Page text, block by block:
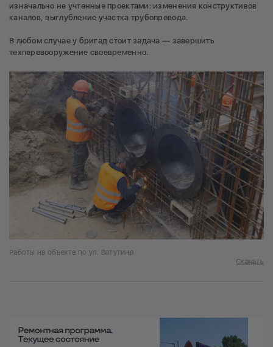
изначально не учтенные проектами: изменения конструктивов
каналов, выглубление участка трубопровода.
В любом случае у бригад стоит задача — завершить
техперевооружение своевременно.
Работы на объекте по ул. Ватутина
Скачать